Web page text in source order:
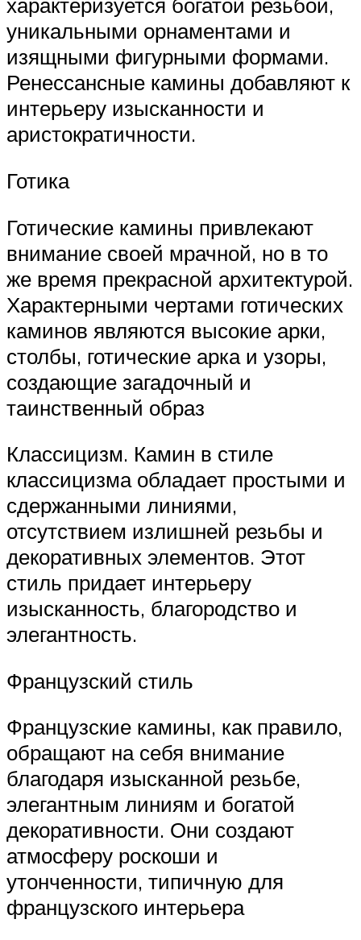
характеризуется богатой резьбой,
уникальными орнаментами и
изящными фигурными формами.
Ренессансные камины добавляют к
интерьеру изысканности и
аристократичности.
Готика
Готические камины привлекают
внимание своей мрачной, но в то
же время прекрасной архитектурой.
Характерными чертами готических
каминов являются высокие арки,
столбы, готические арка и узоры,
создающие загадочный и
таинственный образ
Классицизм. Камин в стиле
классицизма обладает простыми и
сдержанными линиями,
отсутствием излишней резьбы и
декоративных элементов. Этот
стиль придает интерьеру
изысканность, благородство и
элегантность.
Французский стиль
Французские камины, как правило,
обращают на себя внимание
благодаря изысканной резьбе,
элегантным линиям и богатой
декоративности. Они создают
атмосферу роскоши и
утонченности, типичную для
французского интерьера